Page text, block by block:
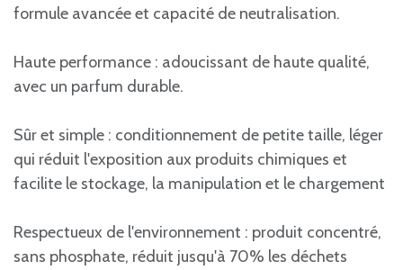
formule avancée et capacité de neutralisation.
Haute performance : adoucissant de haute qualité,
avec un parfum durable.
Sûr et simple : conditionnement de petite taille, léger
qui réduit l'exposition aux produits chimiques et
facilite le stockage, la manipulation et le chargement
Respectueux de l'environnement : produit concentré,
sans phosphate, réduit jusqu'à 70% les déchets